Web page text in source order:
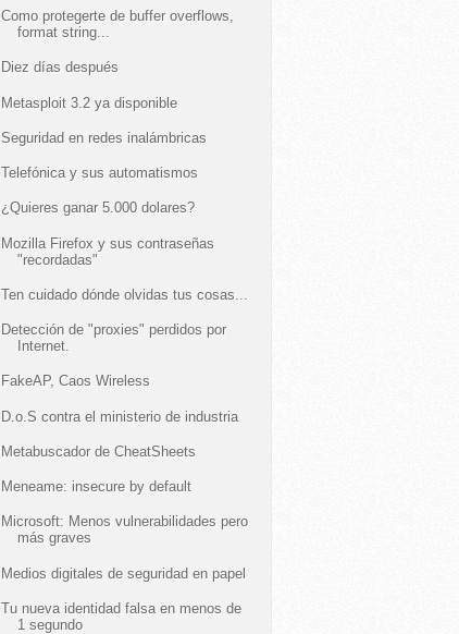
Como protegerte de buffer overflows,
format string...
Diez días después
Metasploit 3.2 ya disponible
Seguridad en redes inalámbricas
Telefónica y sus automatismos
¿Quieres ganar 5.000 dolares?
Mozilla Firefox y sus contraseñas
"recordadas"
Ten cuidado dónde olvidas tus cosas...
Detección de "proxies" perdidos por
Internet.
FakeAP, Caos Wireless
D.o.S contra el ministerio de industria
Metabuscador de CheatSheets
Meneame: insecure by default
Microsoft: Menos vulnerabilidades pero
más graves
Medios digitales de seguridad en papel
Tu nueva identidad falsa en menos de
1 segundo